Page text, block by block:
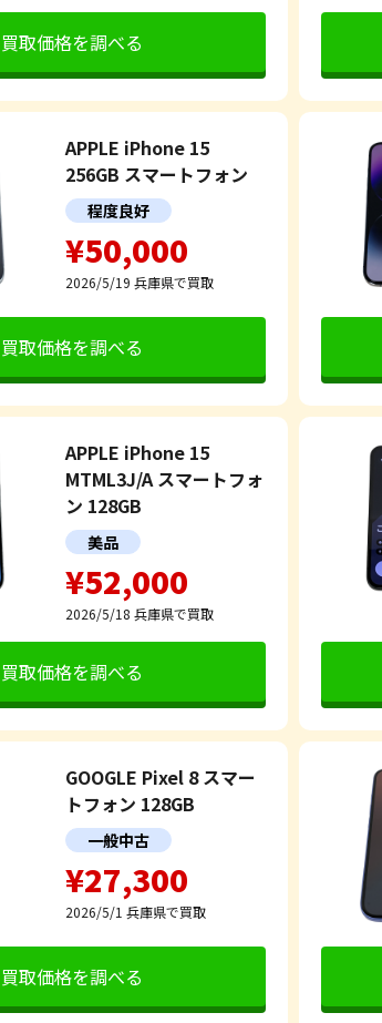
買取価格を調べる
APPLE iPhone 15
256GB スマートフォン
程度良好
¥50,000
2026/5/19 兵庫県で買取
買取価格を調べる
APPLE iPhone 15
MTML3J/A スマートフォ
ン 128GB
美品
¥52,000
2026/5/18 兵庫県で買取
買取価格を調べる
GOOGLE Pixel 8 スマー
トフォン 128GB
一般中古
¥27,300
2026/5/1 兵庫県で買取
買取価格を調べる